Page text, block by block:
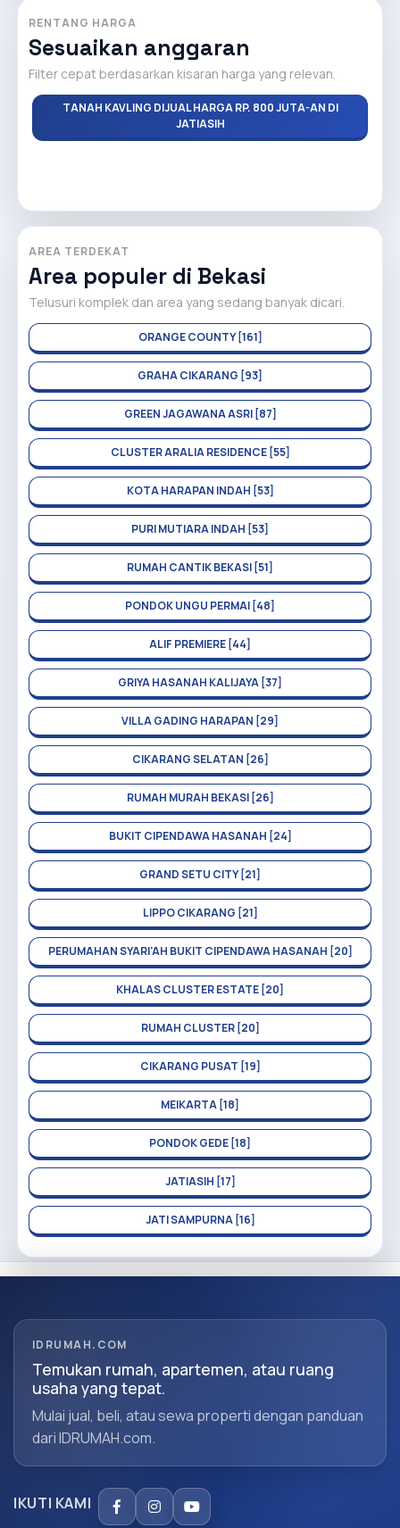
RENTANG HARGA
Sesuaikan anggaran
Filter cepat berdasarkan kisaran harga yang relevan.
TANAH KAVLING DIJUAL HARGA RP. 800 JUTA-AN DI
JATIASIH
AREA TERDEKAT
Area populer di Bekasi
Telusuri komplek dan area yang sedang banyak dicari.
ORANGE COUNTY [161]
GRAHA CIKARANG [93]
GREEN JAGAWANA ASRI [87]
CLUSTER ARALIA RESIDENCE [55]
KOTA HARAPAN INDAH [53]
PURI MUTIARA INDAH [53]
RUMAH CANTIK BEKASI [51]
PONDOK UNGU PERMAI [48]
ALIF PREMIERE [44]
GRIYA HASANAH KALIJAYA [37]
VILLA GADING HARAPAN [29]
CIKARANG SELATAN [26]
RUMAH MURAH BEKASI [26]
BUKIT CIPENDAWA HASANAH [24]
GRAND SETU CITY [21]
LIPPO CIKARANG [21]
PERUMAHAN SYARI'AH BUKIT CIPENDAWA HASANAH [20]
KHALAS CLUSTER ESTATE [20]
RUMAH CLUSTER [20]
CIKARANG PUSAT [19]
MEIKARTA [18]
PONDOK GEDE [18]
JATIASIH [17]
JATI SAMPURNA [16]
IDRUMAH.COM
Temukan rumah, apartemen, atau ruang
usaha yang tepat.
Mulai jual, beli, atau sewa properti dengan panduan
dari IDRUMAH.com.
IKUTI KAMI